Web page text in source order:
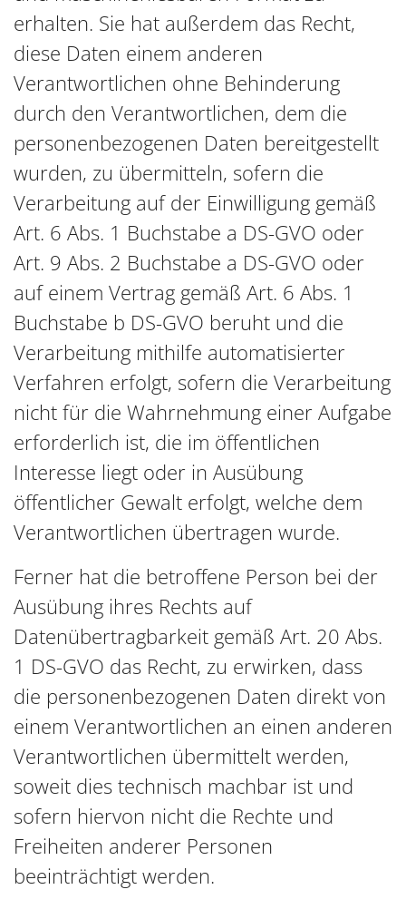
erhalten. Sie hat außerdem das Recht,
diese Daten einem anderen
Verantwortlichen ohne Behinderung
durch den Verantwortlichen, dem die
personenbezogenen Daten bereitgestellt
wurden, zu übermitteln, sofern die
Verarbeitung auf der Einwilligung gemäß
Art. 6 Abs. 1 Buchstabe a DS-GVO oder
Art. 9 Abs. 2 Buchstabe a DS-GVO oder
auf einem Vertrag gemäß Art. 6 Abs. 1
Buchstabe b DS-GVO beruht und die
Verarbeitung mithilfe automatisierter
Verfahren erfolgt, sofern die Verarbeitung
nicht für die Wahrnehmung einer Aufgabe
erforderlich ist, die im öffentlichen
Interesse liegt oder in Ausübung
öffentlicher Gewalt erfolgt, welche dem
Verantwortlichen übertragen wurde.
Ferner hat die betroffene Person bei der
Ausübung ihres Rechts auf
Datenübertragbarkeit gemäß Art. 20 Abs.
1 DS-GVO das Recht, zu erwirken, dass
die personenbezogenen Daten direkt von
einem Verantwortlichen an einen anderen
Verantwortlichen übermittelt werden,
soweit dies technisch machbar ist und
sofern hiervon nicht die Rechte und
Freiheiten anderer Personen
beeinträchtigt werden.